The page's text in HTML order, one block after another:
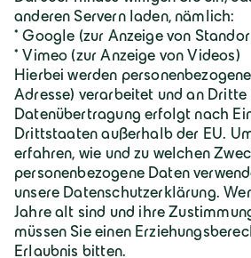
Geiger Gruppe
Wilhelm-Geiger-Straße 1
87561 Oberstdorf
+49 8322 18 0
info@geigergruppe.de